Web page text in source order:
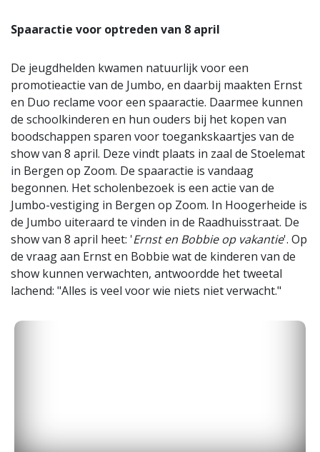
Spaaractie voor optreden van 8 april
De jeugdhelden kwamen natuurlijk voor een
promotieactie van de Jumbo, en daarbij maakten Ernst
en Duo reclame voor een spaaractie. Daarmee kunnen
de schoolkinderen en hun ouders bij het kopen van
boodschappen sparen voor toegankskaartjes van de
show van 8 april. Deze vindt plaats in zaal de Stoelemat
in Bergen op Zoom. De spaaractie is vandaag
begonnen. Het scholenbezoek is een actie van de
Jumbo-vestiging in Bergen op Zoom. In Hoogerheide is
de Jumbo uiteraard te vinden in de Raadhuisstraat. De
show van 8 april heet: 'Ernst en Bobbie op vakantie'. Op
de vraag aan Ernst en Bobbie wat de kinderen van de
show kunnen verwachten, antwoordde het tweetal
lachend: "Alles is veel voor wie niets niet verwacht."